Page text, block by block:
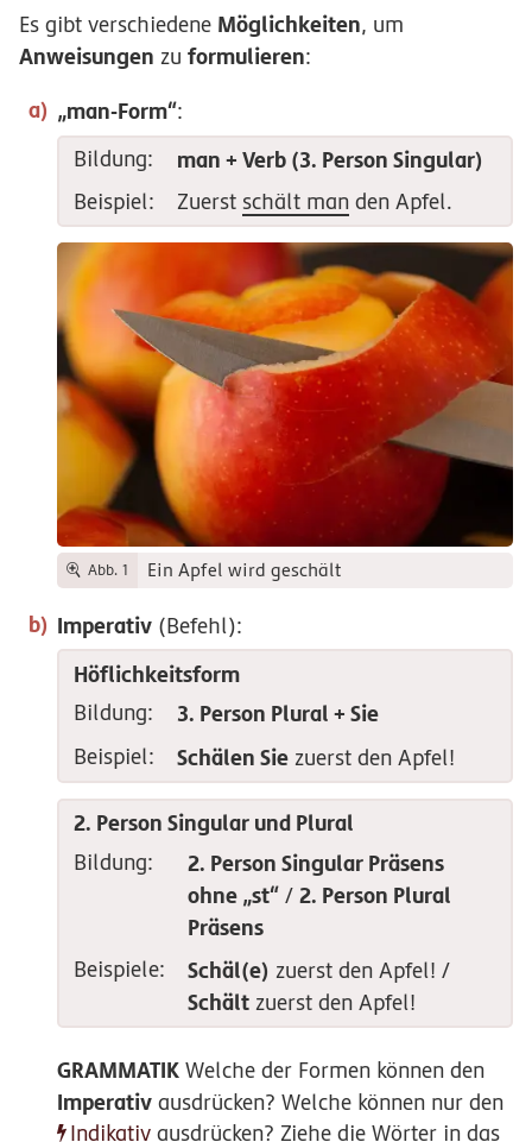
Es gibt verschiedene Möglichkeiten, um
Anweisungen zu formulieren:
„man-Form“:
Bildung:
man + Verb (3. Person Singular)
Beispiel: Zuerst schält manden Apfel.
Abb. 1 Ein Apfel wird geschält
Imperativ (Befehl):
Höflichkeitsform
Bildung: 3. Person Plural + Sie
Beispiel: Schälen Siezuerst den Apfel!
2. Person Singular und Plural
Bildung:
2. Person Singular Präsens
ohne „st“/ 2. Person Plural
Präsens
Beispiele: Schäl(e) zuerst den Apfel! /
Schältzuerst den Apfel!
GRAMMATIK Welche der Formen können den
Imperativ ausdrücken? Welche können nur den
Indikativ ausdrücken? Ziehe die Wörter in das